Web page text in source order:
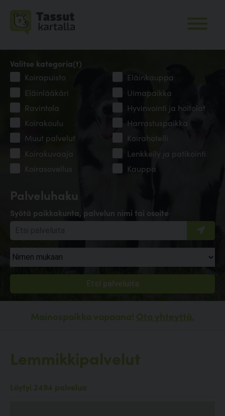
Palveluhaku
Syötä paikkakunta, palvelun nimi tai osoite
Valitse kategoria(t)
Koirapuisto
Eläinkauppa
Eläinlääkäri
Uimapaikka
Ravintola
Hyvinvointi ja hoitolat
Koirakoulu
Harrastuspaikka
Muut palvelut
Koirahotelli
Koirakuvaaja
Lenkkeily ja patikointi
Koirasovellus
Kauppa
Mainospaikka vapaana! Ota yhteyttä.
Lemmikkipalvelut
Löytyi 2494 palvelua